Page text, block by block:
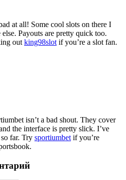
at all! Some cool slots on there I
else. Payouts are pretty quick too.
out king98slot if you’re a slot fan.
isn’t a bad shout. They cover
the interface is pretty slick. I’ve
far. Try sportiumbet if you’re